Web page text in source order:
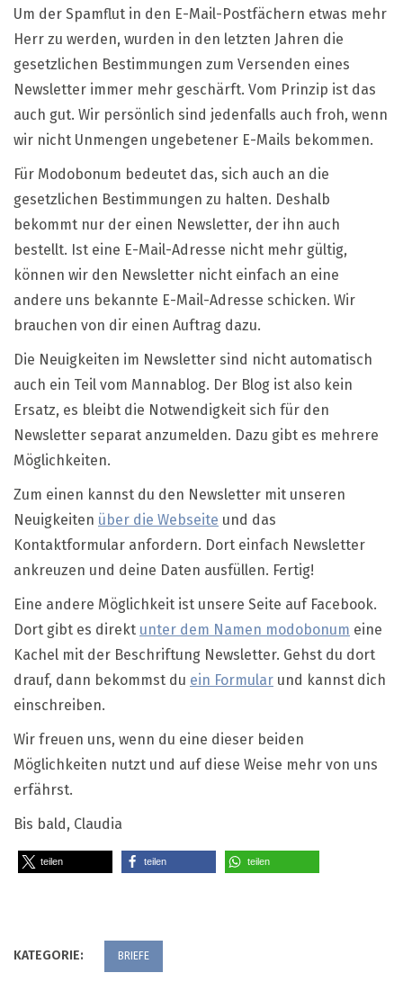
Um der Spamflut in den E-Mail-Postfächern etwas mehr
Herr zu werden, wurden in den letzten Jahren die
gesetzlichen Bestimmungen zum Versenden eines
Newsletter immer mehr geschärft. Vom Prinzip ist das
auch gut. Wir persönlich sind jedenfalls auch froh, wenn
wir nicht Unmengen ungebetener E-Mails bekommen.
Für Modobonum bedeutet das, sich auch an die
gesetzlichen Bestimmungen zu halten. Deshalb
bekommt nur der einen Newsletter, der ihn auch
bestellt. Ist eine E-Mail-Adresse nicht mehr gültig,
können wir den Newsletter nicht einfach an eine
andere uns bekannte E-Mail-Adresse schicken. Wir
brauchen von dir einen Auftrag dazu.
Die Neuigkeiten im Newsletter sind nicht automatisch
auch ein Teil vom Mannablog. Der Blog ist also kein
Ersatz, es bleibt die Notwendigkeit sich für den
Newsletter separat anzumelden. Dazu gibt es mehrere
Möglichkeiten.
Zum einen kannst du den Newsletter mit unseren
Neuigkeiten über die Webseite und das
Kontaktformular anfordern. Dort einfach Newsletter
ankreuzen und deine Daten ausfüllen. Fertig!
Eine andere Möglichkeit ist unsere Seite auf Facebook.
Dort gibt es direkt unter dem Namen modobonum eine
Kachel mit der Beschriftung Newsletter. Gehst du dort
drauf, dann bekommst du ein Formular und kannst dich
einschreiben.
Wir freuen uns, wenn du eine dieser beiden
Möglichkeiten nutzt und auf diese Weise mehr von uns
erfährst.
Bis bald, Claudia
teilen teilen teilen
KATEGORIE: BRIEFE